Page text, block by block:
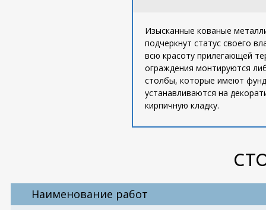
Изысканные кованые
подчеркнут статус своего
всю красоту прилегающей
ограждения монтируются
столбы, которые имеют
устанавливаются на
кирпичную кладку.
Наименование работ